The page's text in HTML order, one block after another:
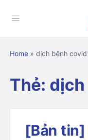
Home » dịch bệnh
Thẻ: dịch
[Bản tin]